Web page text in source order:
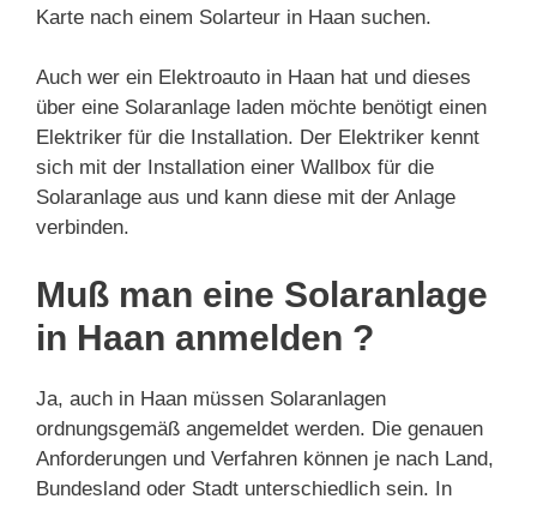
Karte nach einem Solarteur in Haan suchen.
Auch wer ein Elektroauto in Haan hat und dieses
über eine Solaranlage laden möchte benötigt einen
Elektriker für die Installation. Der Elektriker kennt
sich mit der Installation einer Wallbox für die
Solaranlage aus und kann diese mit der Anlage
verbinden.
Muß man eine Solaranlage
in Haan anmelden ?
Ja, auch in Haan müssen Solaranlagen
ordnungsgemäß angemeldet werden. Die genauen
Anforderungen und Verfahren können je nach Land,
Bundesland oder Stadt unterschiedlich sein. In